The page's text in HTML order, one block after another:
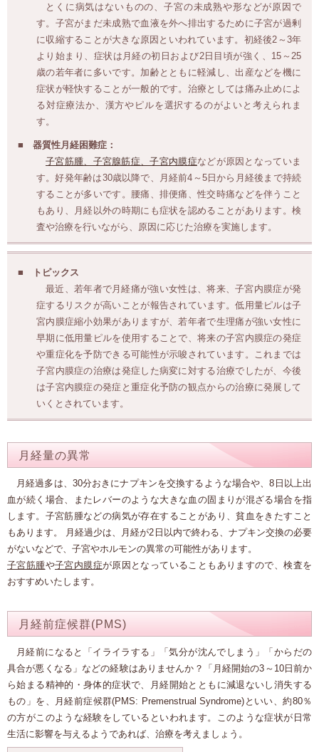
とくに病気はないものの、子宮の未成熟や形などが原因で
す。子宮がまだ未成熟で血液を外へ排出するために子宮が過剰
に収縮することが大きな原因といわれています。初経後2～3年
より始まり、症状は月経の初日および2日目頃が強く、15～25
歳の若年者に多いです。加齢とともに軽減し、出産などを機に
症状が軽快することが一般的です。治療としては痛み止めによ
る対症療法か、漢方やピルを選択するのがよいと考えられま
す。
器質性月経困難症：
子宮筋腫、子宮腺筋症、子宮内膜症などが原因となっていま
す。好発年齢は30歳以降で、月経前4～5日から月経後まで持続
することが多いです。腰痛、排便痛、性交時痛などを伴うこと
もあり、月経以外の時期にも症状を認めることがあります。検
査や治療を行いながら、原因に応じた治療を実施します。
トピックス
最近、若年者で月経痛が強い女性は、将来、子宮内膜症が発
症するリスクが高いことが報告されています。低用量ピルは子
宮内膜症縮小効果がありますが、若年者で生理痛が強い女性に
早期に低用量ピルを使用することで、将来の子宮内膜症の発症
や重症化を予防できる可能性が示唆されています。これまでは
子宮内膜症の治療は発症した病変に対する治療でしたが、今後
は子宮内膜症の発症と重症化予防の観点からの治療に発展して
いくとされています。
月経量の異常
月経過多は、30分おきにナプキンを交換するような場合や、8日以上出
血が続く場合、またレバーのような大きな血の固まりが混ざる場合を指
します。子宮筋腫などの病気が存在することがあり、貧血をきたすこと
もあります。 月経過少は、月経が2日以内で終わる、ナプキン交換の必要
がないなどで、子宮やホルモンの異常の可能性があります。
子宮筋腫や子宮内膜症が原因となっていることもありますので、検査を
おすすめいたします。
月経前症候群(PMS)
月経前になると「イライラする」「気分が沈んでしまう」「からだの
具合が悪くなる」などの経験はありませんか？「月経開始の3～10日前か
ら始まる精神的・身体的症状で、月経開始とともに減退ないし消失する
もの」を、月経前症候群(PMS: Premenstrual Syndrome)といい、約80％
の方がこのような経験をしているといわれます。このような症状が日常
生活に影響を与えるようであれば、治療を考えましょう。